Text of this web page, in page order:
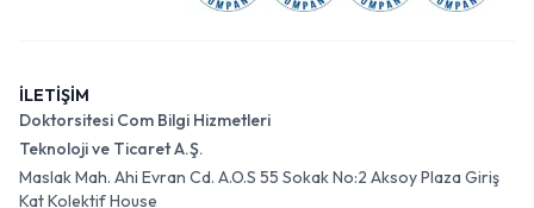
İLETİŞİM
Doktorsitesi Com Bilgi Hizmetleri
Teknoloji ve Ticaret A.Ş.
Maslak Mah. Ahi Evran Cd. A.O.S 55 Sokak No:2 Aksoy Plaza Giriş
Kat Kolektif House